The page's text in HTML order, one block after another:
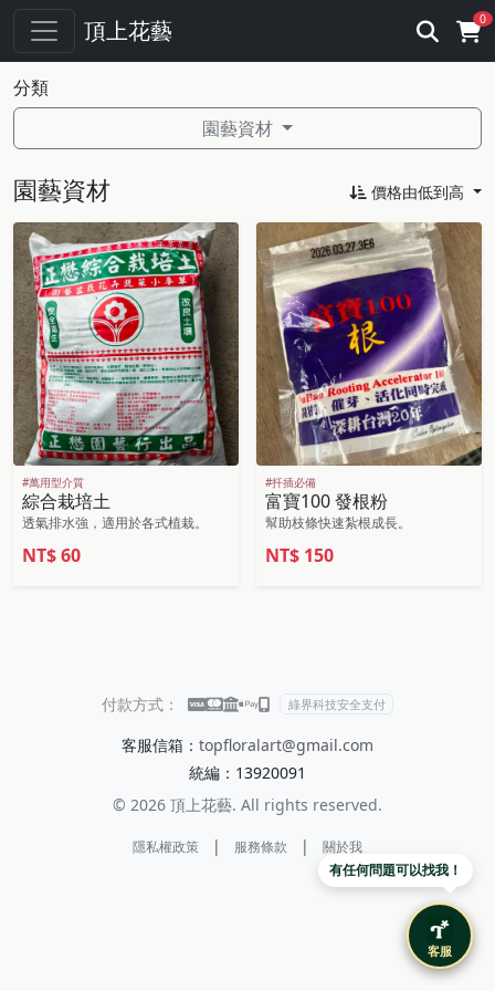
頂上花藝 0
分類
園藝資材
園藝資材 價格由低到高
#萬用型介質
綜合栽培土
透氣排水強，適用於各式植栽。
NT$60
#扦插必備
富寶100 發根粉
幫助枝條快速紮根成長。
NT$ 150
付款方式： 綠界科技安全支付
客服信箱： topfloralart@gmail.com
統編：13920091
© 2026 頂上花藝. All rights reserved.
隱私權政策 | 服務條款 |
關於我
有任何問題可以找我！
客服